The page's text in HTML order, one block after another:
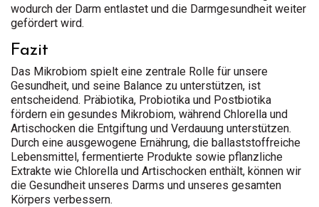
wodurch der Darm entlastet und die Darmgesundheit weiter
gefördert wird.
Fazit
Das Mikrobiom spielt eine zentrale Rolle für unsere
Gesundheit, und seine Balance zu unterstützen, ist
entscheidend. Präbiotika, Probiotika und Postbiotika
fördern ein gesundes Mikrobiom, während Chlorella und
Artischocken die Entgiftung und Verdauung unterstützen.
Durch eine ausgewogene Ernährung, die ballaststoffreiche
Lebensmittel, fermentierte Produkte sowie pflanzliche
Extrakte wie Chlorella und Artischocken enthält, können wir
die Gesundheit unseres Darms und unseres gesamten
Körpers verbessern.